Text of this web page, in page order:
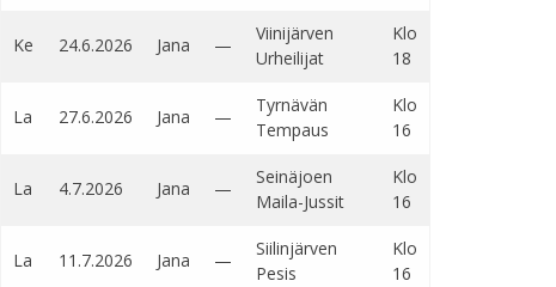
Ke 24.6.2026 Jana —
Viinijärven
Urheilijat
Klo
18
La 27.6.2026 Jana —
Tyrnävän
Tempaus
Klo
16
La 4.7.2026 Jana —
Seinäjoen
Maila-Jussit
Klo
16
La 11.7.2026 Jana —
Siilinjärven
Pesis
Klo
16